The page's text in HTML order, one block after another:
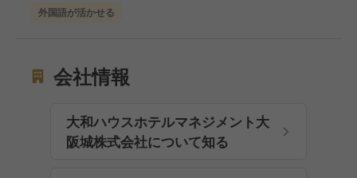
外国語が活かせる
会社情報
大和ハウスホテルマネジメント大
阪城株式会社について知る